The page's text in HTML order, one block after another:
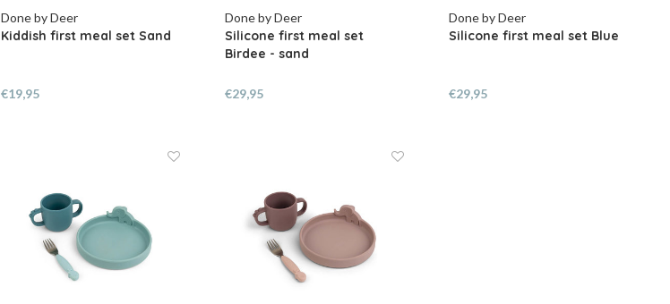
Done by Deer
Kiddish first meal set Sand
€19,95
Done by Deer
Silicone first meal set
Birdee - sand
€29,95
Done by Deer
Silicone first meal set Blue
€29,95